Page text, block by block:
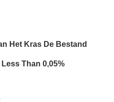
Het Kras De Bestand
Than 0,05%